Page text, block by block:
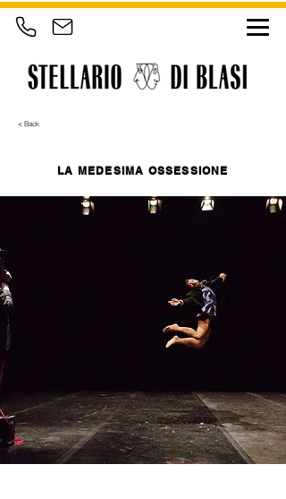
< Back
LA MEDESIMA OSSESSIONE